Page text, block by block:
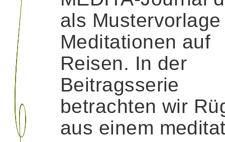
als
Meditationen auf
Reisen. In der
Beitragsserie
betrachten wir
aus einem